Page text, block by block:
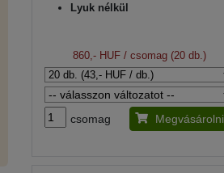
Lyuk nélkül
860,- HUF/ csomag (20 db.)
csomag Megvásárolni